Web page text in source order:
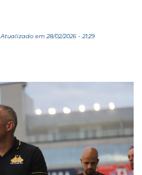
Atualizado em 28/02/2026 - 21:29